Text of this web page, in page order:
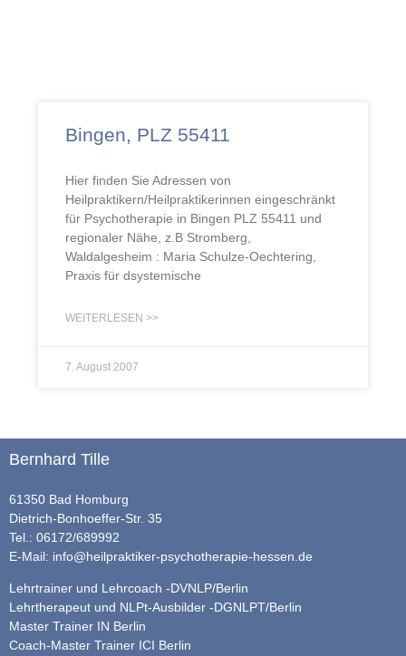
Bingen, PLZ 55411
Hier finden Sie Adressen von
Heilpraktikern/Heilpraktikerinnen eingeschränkt
für Psychotherapie in Bingen PLZ 55411 und
regionaler Nähe, z.B Stromberg,
Waldalgesheim : Maria Schulze-Oechtering,
Praxis für dsystemische
WEITERLESEN >>
7. August 2007
Bernhard Tille
61350 Bad Homburg
Dietrich-Bonhoeffer-Str. 35
Tel.: 06172/689992
E-Mail: info@heilpraktiker-psychotherapie-hessen.de
Lehrtrainer und Lehrcoach -DVNLP/Berlin
Lehrtherapeut und NLPt-Ausbilder -DGNLPT/Berlin
Master Trainer IN Berlin
Coach-Master Trainer ICI Berlin